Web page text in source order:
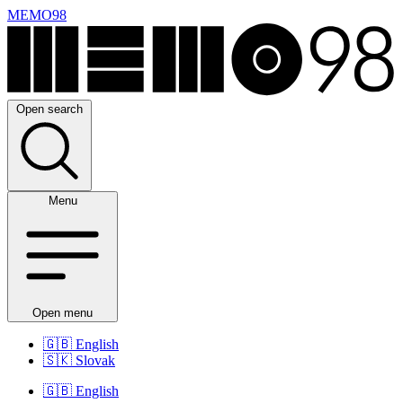
MEMO98
Open search
Menu
Open menu
🇬🇧 English
🇸🇰 Slovak
🇬🇧 English